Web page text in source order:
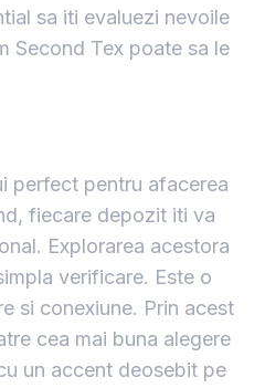
sa iti evaluezi nevoile
Second Tex poate sa le
perfect pentru afacerea
fiecare depozit iti va
Explorarea acestora
verificare. Este o
si conexiune. Prin acest
cea mai buna alegere
un accent deosebit pe